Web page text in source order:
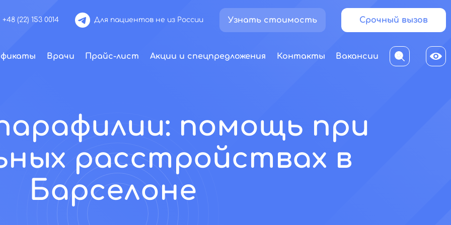
+48 (22) 153 0014 Для пациентов не из России Узнать стоимость Срочный вызов
Врачи Прайс-лист Акции и спецпредложения Контакты Вакансии
помощь при
расстройствах в
Барселоне